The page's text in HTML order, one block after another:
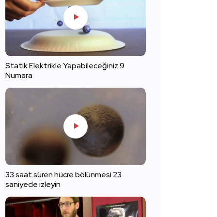
Statik Elektrikle Yapabileceğiniz 9
Numara
33 saat süren hücre bölünmesi 23
saniyede izleyin